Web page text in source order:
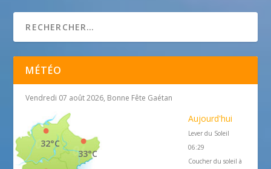
MÉTÉO
Vendredi 07 août 2026, Bonne Fête Gaétan
33°C
32°C
Aujourd'hui
Lever du Soleil
06:29
Coucher du soleil à